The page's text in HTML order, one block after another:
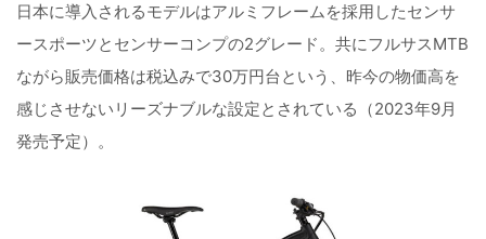
日本に導入されるモデルはアルミフレームを採用したセンサ
ースポーツとセンサーコンプの2グレード。共にフルサスMTB
ながら販売価格は税込みで30万円台という、昨今の物価高を
感じさせないリーズナブルな設定とされている（2023年9月
発売予定）。